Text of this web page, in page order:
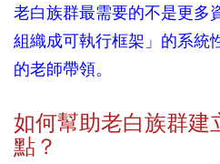
老白族群最需要的不是更多
組織成可執行框架」的系統
的老師帶領。
如何幫助老白族群建
點？